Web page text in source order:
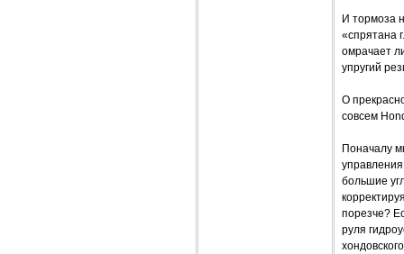
И тормоза
«спрятана
омрачает
упругий
О
совсем
Поначалу
большие
порезче?
руля